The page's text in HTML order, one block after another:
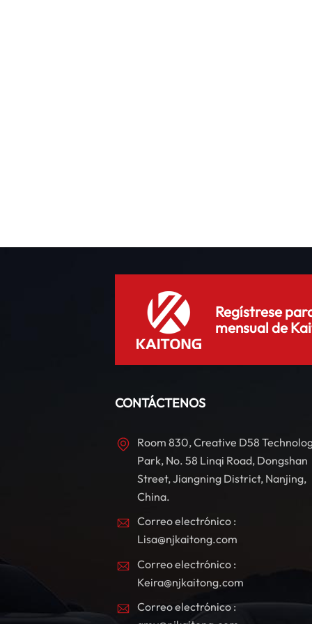
Regístrese
mensual de
CONTÁCTENOS
Room 830, Creative D58
Park, No. 58 Linqi Road, Dongshan
Street, Jiangning District, Nanjing,
China.
Correo electrónico :
Lisa@njkaitong.com
Correo electrónico :
Keira@njkaitong.com
Correo electrónico :